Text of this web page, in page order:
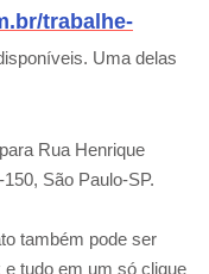
trabalhe-
Uma delas
Rua Henrique
São Paulo-SP.
também pode ser
tudo em um só clique